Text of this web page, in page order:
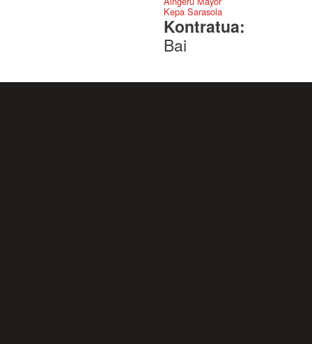
Kepa Sarasola
Kontratua:
Bai